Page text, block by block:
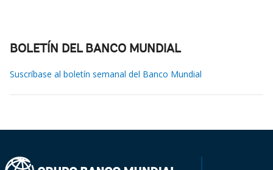
BOLETÍN DEL BANCO MUNDIAL
Suscríbase al boletín semanal del Banco Mundial